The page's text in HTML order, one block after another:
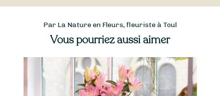
Par La Nature en Fleurs, fleuriste à Toul
Vous pourriez aussi aimer